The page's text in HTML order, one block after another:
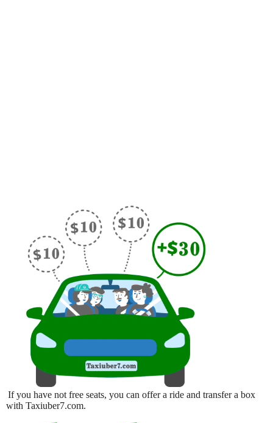
If you have not free seats, you can offer a ride and transfer a box
with Taxiuber7.com.